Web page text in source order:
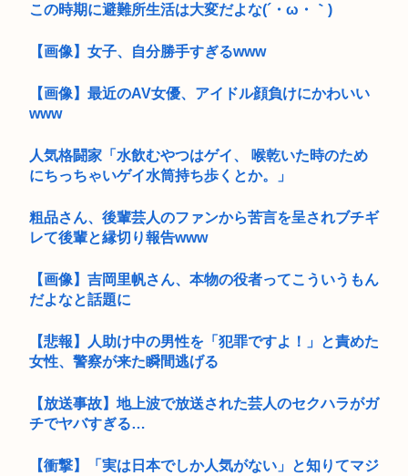
この時期に避難所生活は大変だよな(´・ω・｀)
【画像】女子、自分勝手すぎるwww
【画像】最近のAV女優、アイドル顔負けにかわいい
www
人気格闘家「水飲むやつはゲイ、 喉乾いた時のため
にちっちゃいゲイ水筒持ち歩くとか。」
粗品さん、後輩芸人のファンから苦言を呈されブチギ
レて後輩と縁切り報告www
【画像】吉岡里帆さん、本物の役者ってこういうもん
だよなと話題に
【悲報】人助け中の男性を「犯罪ですよ！」と責めた
女性、警察が来た瞬間逃げる
【放送事故】地上波で放送された芸人のセクハラがガ
チでヤバすぎる…
【衝撃】「実は日本でしか人気がない」と知りてマジ